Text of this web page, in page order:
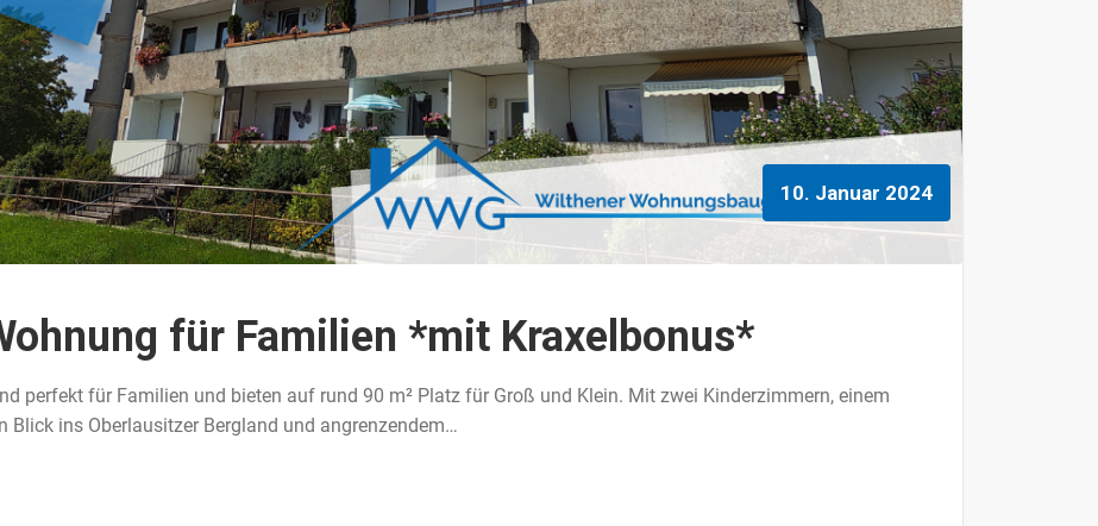
10. Januar 2024
für Familien *mit Kraxelbonus*
perfekt für Familien und bieten auf rund 90 m² Platz für Groß und Klein. Mit zwei Kinderzimmern, einem
Blick ins Oberlausitzer Bergland und angrenzendem…